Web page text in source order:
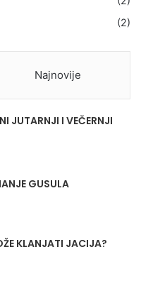
(2)
Najnovije
JUTARNJI I VEČERNJI
GUSULA
KLANJATI JACIJA?